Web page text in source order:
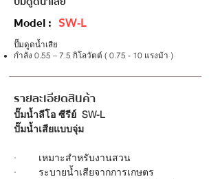
Model : SW-L
ปั๊มดูดน้ำเสีย
กำลัง 0.55 – 7.5 กิโลวัตต์ ( 0.75 - 10 แรงม้า )
รายละเอียดสินค้า
ปั๊มน้ำลีโอ ซีรีย์  SW-L
ปั๊มน้ำเสียแบบจุ่ม
·        เหมาะสำหรับงานสวน
·        ระบายน้ำเสียจากการเกษตร